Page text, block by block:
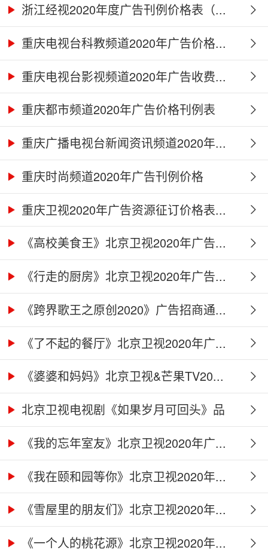
浙江经视2020年度广告刊例价格表（...
重庆电视台科教频道2020年广告价格...
重庆电视台影视频道2020年广告收费...
重庆都市频道2020年广告价格刊例表
重庆广播电视台新闻资讯频道2020年...
重庆时尚频道2020年广告刊例价格
重庆卫视2020年广告资源征订价格表...
《高校美食王》北京卫视2020年广告...
《行走的厨房》北京卫视2020年广告...
《跨界歌王之原创2020》广告招商通...
《了不起的餐厅》北京卫视2020年广...
《婆婆和妈妈》北京卫视&芒果TV20...
北京卫视电视剧《如果岁月可回头》品
牌...《我的忘年室友》北京卫视2020年广...
《我在颐和园等你》北京卫视2020年...
《雪屋里的朋友们》北京卫视2020年...
《一个人的桃花源》北京卫视2020年...